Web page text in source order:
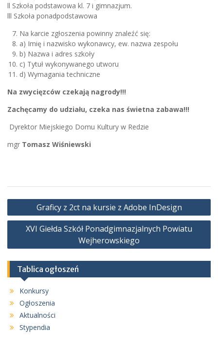
ll Szkoła podstawowa kl. 7 i gimnazjum.
lll Szkoła ponadpodstawowa
Na karcie zgłoszenia powinny znaleźć się:
a) Imię i nazwisko wykonawcy, ew. nazwa zespołu
b) Nazwa i adres szkoły
c) Tytuł wykonywanego utworu
d) Wymagania techniczne
Na zwycięzców czekają nagrody!!!
Zachęcamy do udziału, czeka nas świetna zabawa!!!
Dyrektor Miejskiego Domu Kultury w Redzie
mgr Tomasz Wiśniewski
Nawigacja
wpisu
Graficy z 2ct na kursie z Adobe InDesign
XVI Giełda Szkół Ponadgimnazjalnych Powiatu
Wejherowskiego
Tablica ogłoszeń
Konkursy
Ogłoszenia
Aktualności
Stypendia